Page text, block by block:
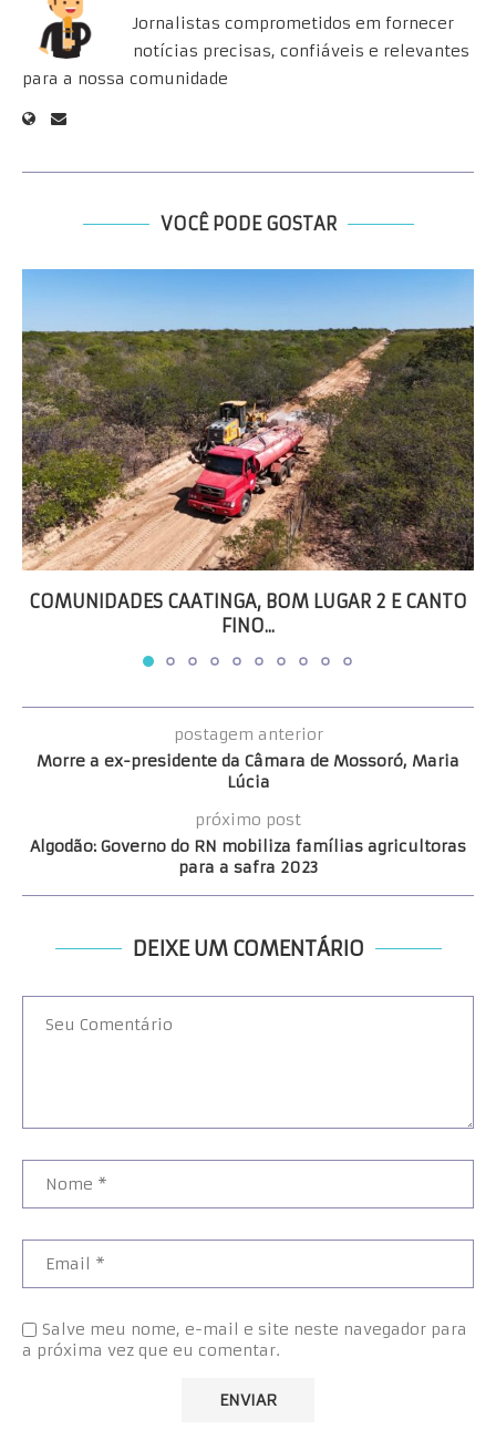
Jornalistas comprometidos em fornecer
notícias precisas, confiáveis e relevantes
para a nossa comunidade
VOCÊ PODE GOSTAR
COMUNIDADES CAATINGA, BOM LUGAR 2 E CANTO
FINO...
postagem anterior
Morre a ex-presidente da Câmara de Mossoró, Maria
Lúcia
próximo post
Algodão: Governo do RN mobiliza famílias agricultoras
para a safra 2023
DEIXE UM COMENTÁRIO
Salve meu nome, e-mail e site neste navegador para
a próxima vez que eu comentar.